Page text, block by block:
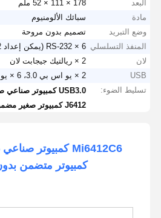
البعد
178 × 111 × 52 ملم
مادة
سبائك الألومنيوم
وضع التبريد
تصميم بدون مروحة
المنفذ التسلسلي 6 × RS-232 (يمكن إعداد COM1/2 كـ RS-485)
لان
2 × ريالتيك جيجابت لان
USB
2 × يو اس بي 3.0، 6 × يو اس بي 2.0
تسليط الضوء:
USB3.0 كمبيوتر صناعي صغير متضمن إنتل
J6412 كمبيوتر صغير مضمن